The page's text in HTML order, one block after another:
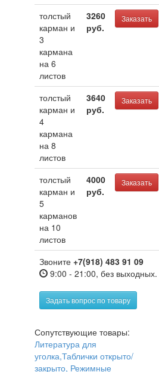
толстый
карман и
3
кармана
на 6
листов
3260
руб.
Заказать
толстый
карман и
4
кармана
на 8
листов
3640
руб.
Заказать
толстый
карман и
5
карманов
на 10
листов
4000
руб.
Заказать
Звоните +7(918) 483 91 09
9:00 - 21:00, без выходных.
Задать вопрос по товару
Сопутствующие товары:
Литература для
уголка,Таблички открыто/
закрыто, Режимные